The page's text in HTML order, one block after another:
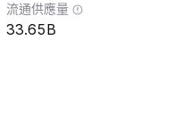
流通供應量
33.65B